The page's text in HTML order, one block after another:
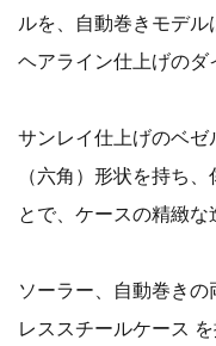
ルを、自動巻きモデ
ヘアライン仕上げのダ
サンレイ仕上げのベ
（六角）形状を持ち
とで、ケースの精緻な
ソーラー、自動巻き
レススチールケース